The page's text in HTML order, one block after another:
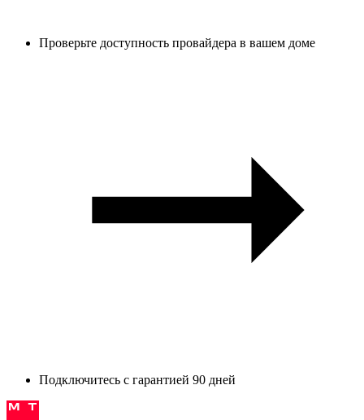
Проверьте доступность провайдера в вашем доме
Подключитесь с гарантией 90 дней